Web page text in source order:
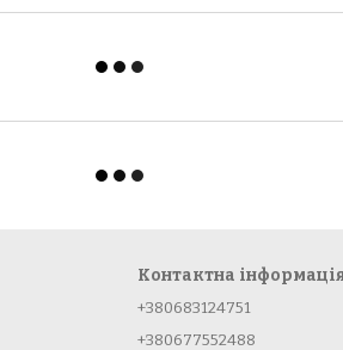
Контактна
+380683124751
+380677552488